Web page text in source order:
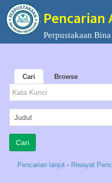
Pencarian
Perpustakaan
Cari Browse
Pencarian lanjut - Riwayat